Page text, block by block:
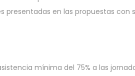
presentadas en las propuestas
mínima del 75% a las